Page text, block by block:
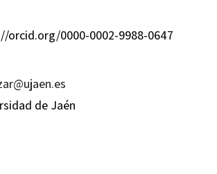
orcid.org/0000-0002-9988-0647
de Jaén